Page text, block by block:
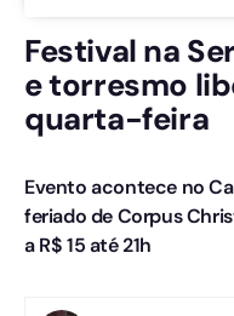
Festival na
e torresmo
quarta-feira
Evento acontece no
feriado de Corpus
a R$ 15 até 21h